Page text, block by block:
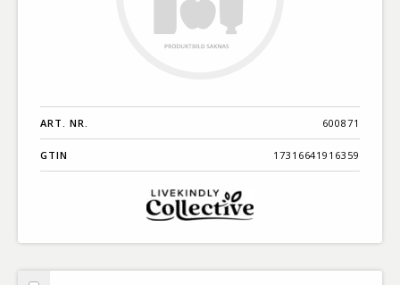
ART. NR. 600871
GTIN 17316641916359